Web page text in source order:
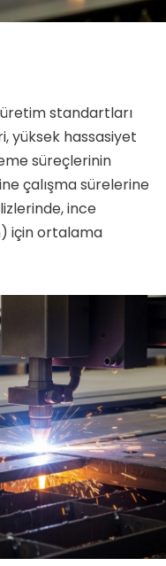
üretim standartları
yüksek hassasiyet
süreçlerinin
çalışma sürelerine
ince
için ortalama